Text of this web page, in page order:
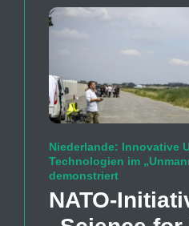
Niederlande: Innovative
Technologien im
demonstriert
NATO-